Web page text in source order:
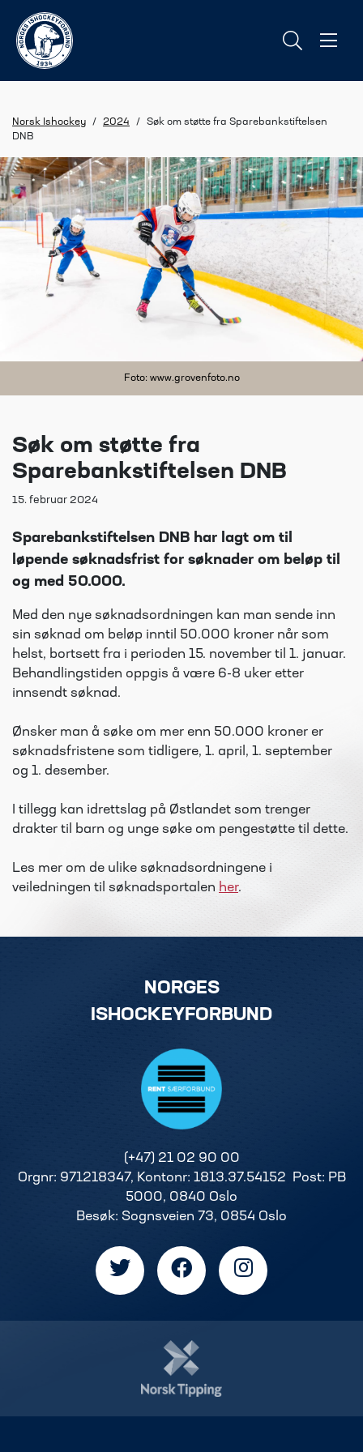
Norsk Ishockey / 2024 /
Søk om støtte fra Sparebankstiftelsen
DNB
Foto: www.grovenfoto.no
Søk om støtte fra
Sparebankstiftelsen DNB
15. februar 2024
Sparebankstiftelsen DNB har lagt om til
løpende søknadsfrist for søknader om beløp til
og med 50.000.
Med den nye søknadsordningen kan man sende inn
sin søknad om beløp inntil 50.000 kroner når som
helst, bortsett fra i perioden 15. november til 1. januar.
Behandlingstiden oppgis å være 6-8 uker etter
innsendt søknad.
Ønsker man å søke om mer enn 50.000 kroner er
søknadsfristene som tidligere, 1. april, 1. september
og 1. desember.
I tillegg kan idrettslag på Østlandet som trenger
drakter til barn og unge søke om pengestøtte til dette.
Les mer om de ulike søknadsordningene i
veiledningen til søknadsportalen her.
NORGES
ISHOCKEYFORBUND
(+47) 21 02 90 00
Orgnr: 971218347, Kontonr: 1813.37.54152 Post: PB
5000, 0840 Oslo
Besøk: Sognsveien 73, 0854 Oslo